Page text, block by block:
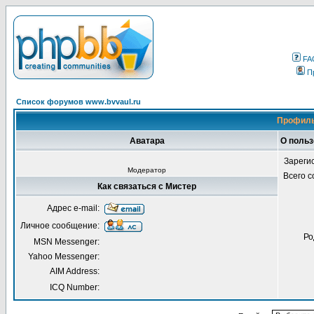
Список форумов www.bvvaul.ru
Аватара О
Модератор
Всего
Как связаться с Мистер
Адрес e-mail:
Личное сообщение:
MSN Messenger:
Yahoo Messenger:
AIM Address:
ICQ Number: